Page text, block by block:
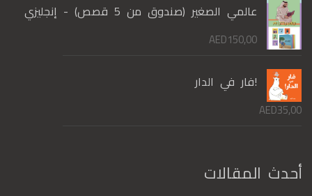
عالمي الصغير (صندوق من 5 قصص) - إنجليزي
AED150,00
!فار في الدار
AED35,00
أحدث المقالات